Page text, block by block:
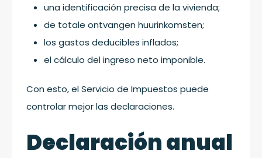
una identificación precisa de la vivienda;
de totale ontvangen huurinkomsten;
los gastos deducibles inflados;
el cálculo del ingreso neto imponible.
Con esto, el Servicio de Impuestos puede
controlar mejor las declaraciones.
Declaración anual